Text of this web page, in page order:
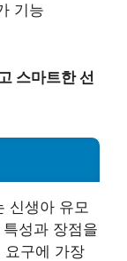
기능
스마트한 선
신생아 유모
성과 장점을
요구에 가장